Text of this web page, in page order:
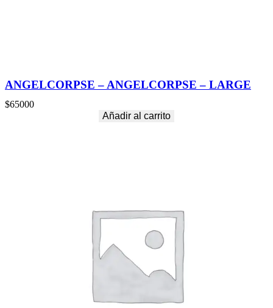
ANGELCORPSE – ANGELCORPSE – LARGE
$65000
Añadir al carrito